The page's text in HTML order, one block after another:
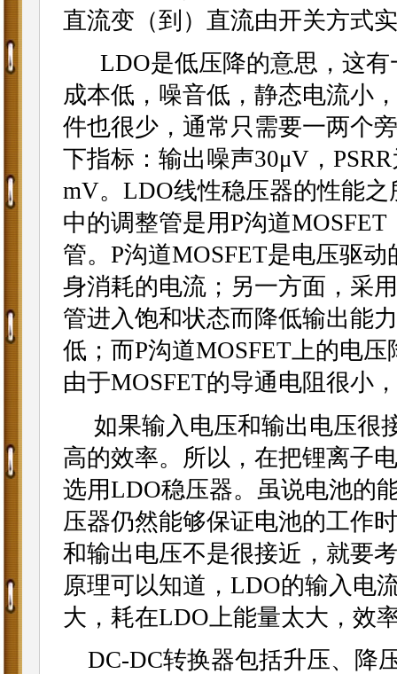
直流变（到）直流由开关方式
LDO是低压降的意思，这有
成本低，噪音低，静态电流小
件也很少，通常只需要一两个
下指标：输出噪声30μV，
mV。LDO线性稳压器的性能
中的调整管是用P沟道
管。P沟道MOSFET是电压驱
身消耗的电流；另一方面，采
管进入饱和状态而降低输出能
低；而P沟道MOSFET上的电
由于MOSFET的导通电阻很小
如果输入电压和输出电压很
高的效率。所以，在把锂离子
选用LDO稳压器。虽说电池的
压器仍然能够保证电池的工作
和输出电压不是很接近，就要
原理可以知道，LDO的输入电
大，耗在LDO上能量太大，效
DC-DC转换器包括升压、降